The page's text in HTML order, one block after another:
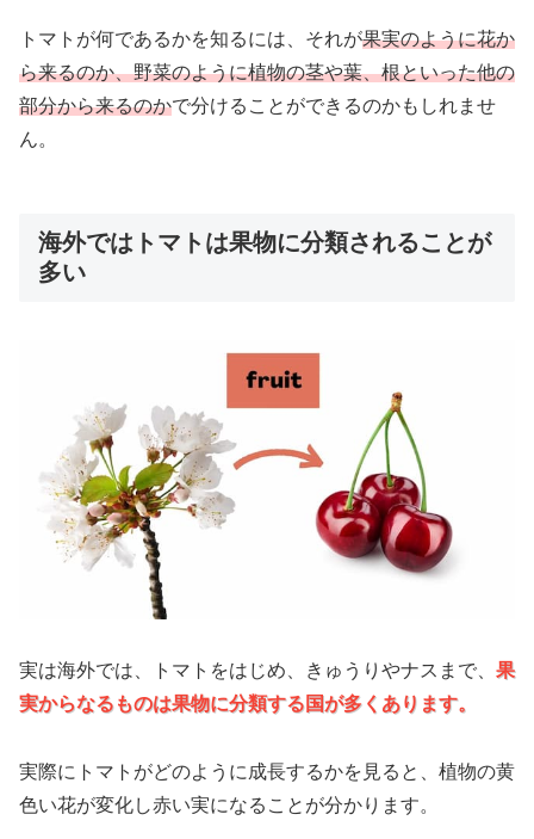
トマトが何であるかを知るには、それが果実のように花か
ら来るのか、野菜のように植物の茎や葉、根といった他の
部分から来るのかで分けることができるのかもしれませ
ん。
海外ではトマトは果物に分類されることが
多い
実は海外では、トマトをはじめ、きゅうりやナスまで、 果
実からなるものは果物に分類する国が多くあります。
実際にトマトがどのように成長するかを見ると、植物の黄
色い花が変化し赤い実になることが分かります。